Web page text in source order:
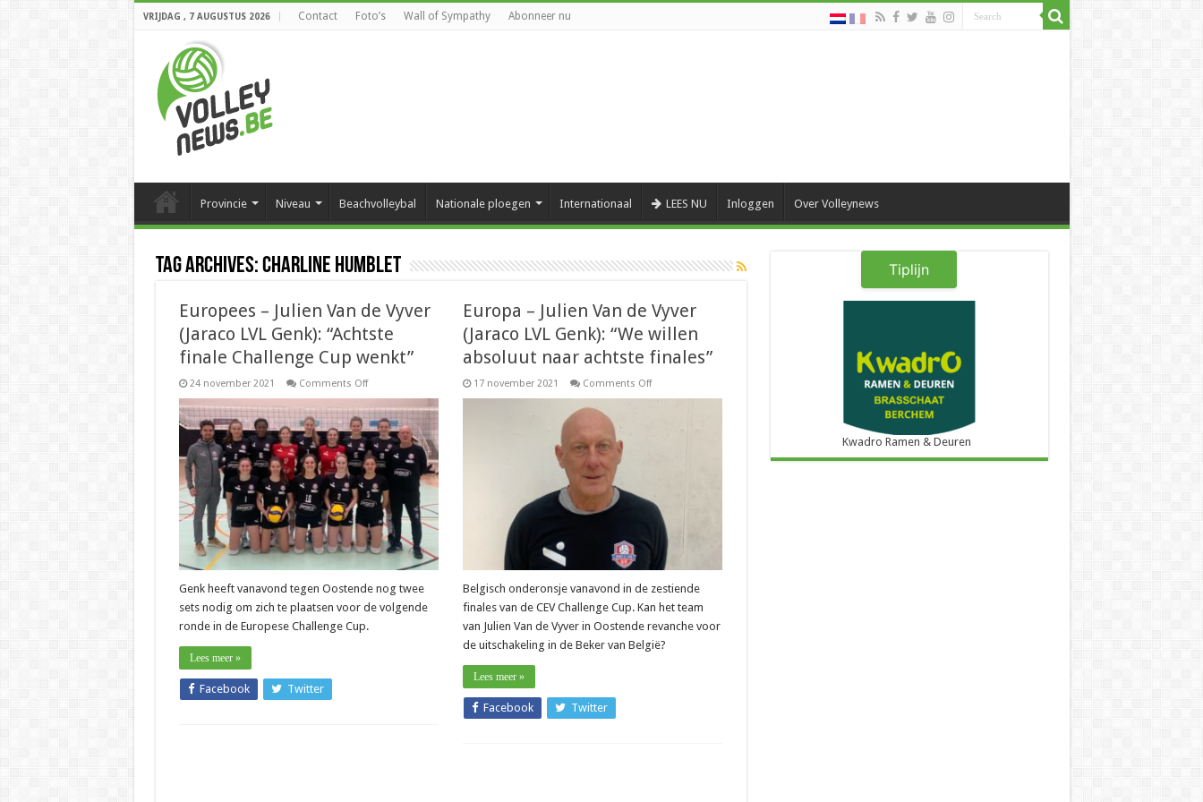
VRIJDAG , 7 AUGUSTUS 2026 Contact Foto’s Wall of Sympathy Abonneer nu
Provincie Niveau Beachvolleybal Nationale ploegen Internationaal LEES NU Inloggen Over Volleynews
Tag Archives:Charline Humblet
Europees – Julien Van de Vyver
(Jaraco LVL Genk): “Achtste
finale Challenge Cup wenkt”
24 november 2021 Comments Offon
Julien
Van
de
Vyver
(Jaraco
LVL
Genk):
“Achtste
finale
Challenge
Cup
wenkt”
Genk heeft vanavond tegen Oostende nog twee
sets nodig om zich te plaatsen voor de volgende
ronde in de Europese Challenge Cup.
Lees meer »
Facebook Twitter
Europa – Julien Van de Vyver
(Jaraco LVL Genk): “We willen
absoluut naar achtste finales”
17 november 2021 Comments Offon
“We
willen
absoluut
naar
achtste
finales”
Belgisch onderonsje vanavond in de zestiende
finales van de CEV Challenge Cup. Kan het team
van Julien Van de Vyver in Oostende revanche voor
de uitschakeling in de Beker van België?
Lees meer »
Facebook Twitter
Tiplijn
Kwadro Ramen & Deuren